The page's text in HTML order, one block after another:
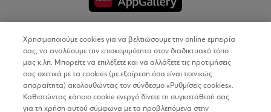
Copyright © 2026
Όροι Χρήσης
Προσωπικά Δεδομένα στον Διαδικτυακό Τόπο
Χρησιμοποιούμε cookies για να βελτιώσουμε την online εμπειρία
σας, να αναλύουμε την επισκεψιμότητα στον διαδικτυακό τόπο
μας κ.λπ. Μπορείτε να επιλέξετε και να αλλάξετε τις προτιμήσεις
σας σχετικά με τα cookies (με εξαίρεση όσα είναι τεχνικώς
απαραίτητα) ακολουθώντας τον σύνδεσμο «Ρυθμίσεις cookies».
Καθιστώντας κάποιο cookie ενεργό δίνετε τη συγκατάθεσή σας
για τη χρήση αυτού σύμφωνα με τα προβλεπόμενα στην